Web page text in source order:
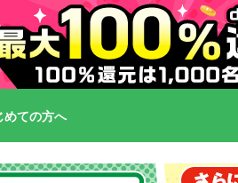
めての方へ